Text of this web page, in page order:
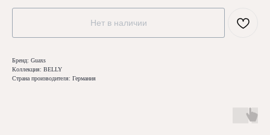
Нет в наличии
Бренд: Guaxs
Коллекция: BELLY
Страна производителя: Германия